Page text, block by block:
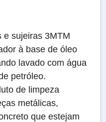
e sujeiras 3MTM
à base de óleo
lavado com água
petróleo.
de limpeza
metálicas,
que estejam